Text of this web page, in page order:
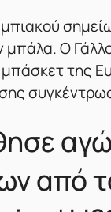
μπάλα. Ο
της
από